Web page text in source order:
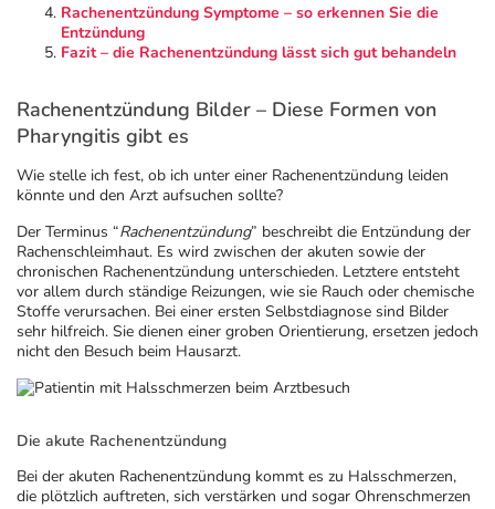
Sanitätshaus
Tierapotheke
Marken
Sommerpflege für Haar und Kopfhaut
R(h)ein Nutrition Deals
Salus Deals
Rachenentzündung Symptome – so erkennen Sie die
Entzündung
Fazit – die Rachenentzündung lässt sich gut behandeln
Rachenentzündung Bilder – Diese Formen von
Pharyngitis gibt es
Wie stelle ich fest, ob ich unter einer Rachenentzündung leiden
könnte und den Arzt aufsuchen sollte?
Der Terminus “Rachenentzündung” beschreibt die Entzündung der
Rachenschleimhaut. Es wird zwischen der akuten sowie der
chronischen Rachenentzündung unterschieden. Letztere entsteht
vor allem durch ständige Reizungen, wie sie Rauch oder chemische
Stoffe verursachen. Bei einer ersten Selbstdiagnose sind Bilder
sehr hilfreich. Sie dienen einer groben Orientierung, ersetzen jedoch
nicht den Besuch beim Hausarzt.
Die akute Rachenentzündung
Bei der akuten Rachenentzündung kommt es zu Halsschmerzen,
die plötzlich auftreten, sich verstärken und sogar Ohrenschmerzen